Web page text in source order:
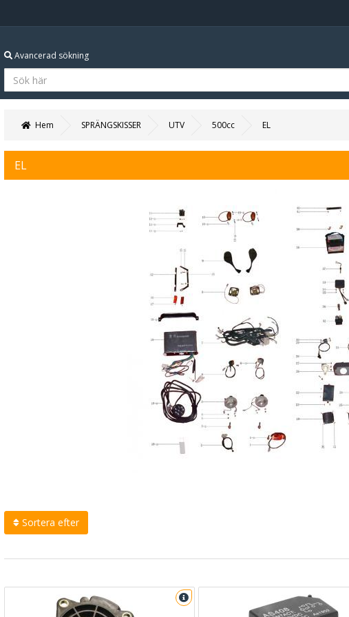
Avancerad sökning
Hem SPRÄNGSKISSER UTV 500cc EL
EL
Sortera efter